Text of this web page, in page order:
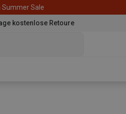
Summer Sale
kostenlose Retoure